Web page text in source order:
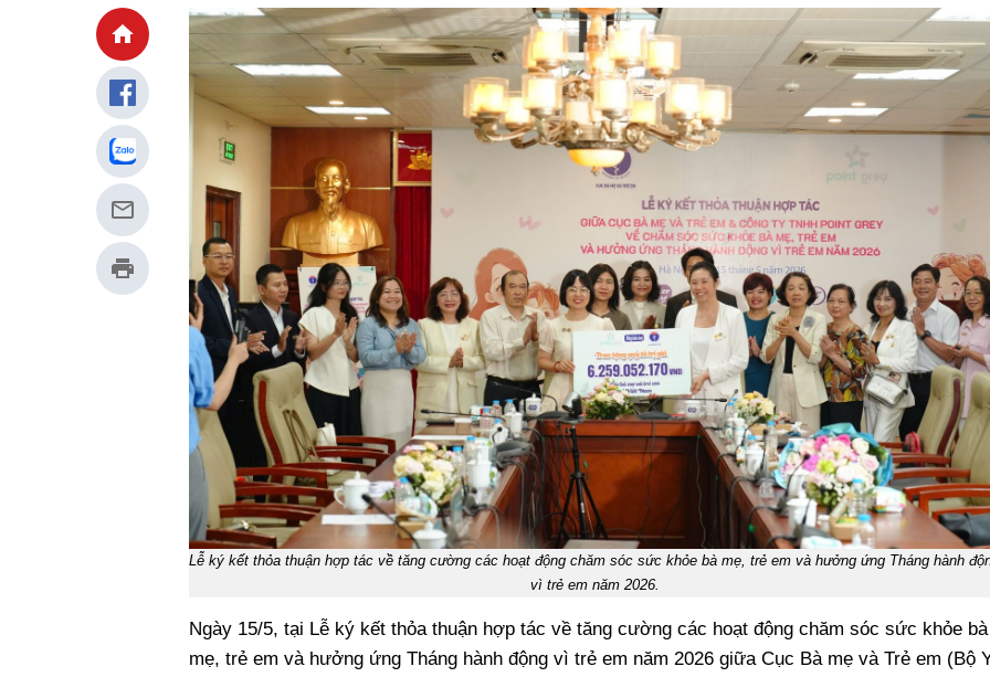
Lễ ký kết thỏa thuận hợp tác về tăng cường các hoạt động chăm sóc sức khỏe bà mẹ, trẻ em và hưởng ứng Tháng hành
vì trẻ em năm 2026.
Ngày 15/5, tại Lễ ký kết thỏa thuận hợp tác về tăng cường các hoạt động chăm sóc sức khỏe bà
mẹ, trẻ em và hưởng ứng Tháng hành động vì trẻ em năm 2026 giữa Cục Bà mẹ và Trẻ em (Bộ